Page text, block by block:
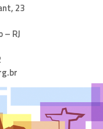
23
– RJ